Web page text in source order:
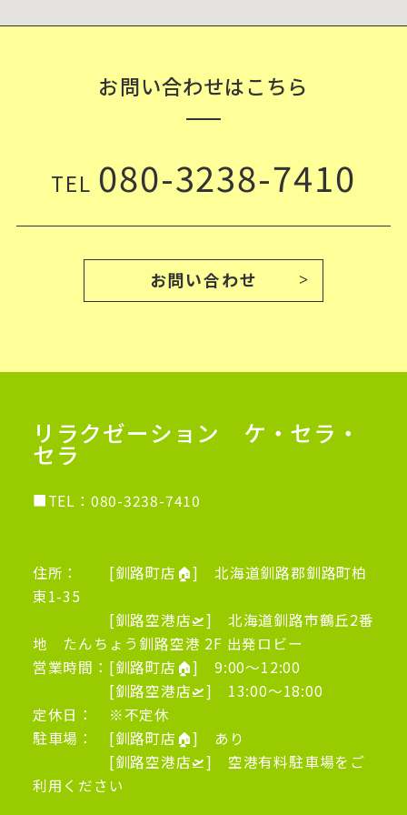
お問い合わせはこちら
TEL 080-3238-7410
お問い合わせ
リラクゼーション ケ・セラ・
セラ
■TEL： 080-3238-7410
住所： [釧路町店🏠] 北海道釧路郡釧路町柏
東1-35
[釧路空港店🛫] 北海道釧路市鶴丘2番
地 たんちょう釧路空港 2F 出発ロビー
営業時間：[釧路町店🏠] 9:00～12:00
[釧路空港店🛫] 13:00～18:00
定休日： ※不定休
駐車場： [釧路町店🏠] あり
[釧路空港店🛫] 空港有料駐車場をご
利用ください